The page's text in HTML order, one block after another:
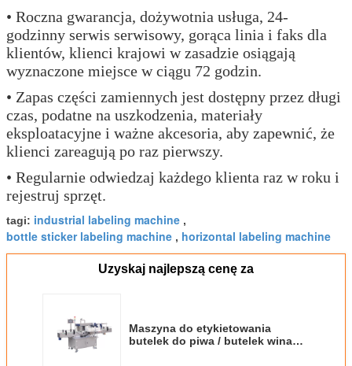
• Roczna gwarancja, dożywotnia usługa, 24-
godzinny serwis serwisowy, gorąca linia i faks dla
klientów, klienci krajowi w zasadzie osiągają
wyznaczone miejsce w ciągu 72 godzin.
• Zapas części zamiennych jest dostępny przez długi
czas, podatne na uszkodzenia, materiały
eksploatacyjne i ważne akcesoria, aby zapewnić, że
klienci zareagują po raz pierwszy.
• Regularnie odwiedzaj każdego klienta raz w roku i
rejestruj sprzęt.
tagi: industrial labeling machine ,
bottle sticker labeling machine , horizontal labeling machine
Uzyskaj najlepszą cenę za
Maszyna do etykietowania
butelek do piwa / butelek wina